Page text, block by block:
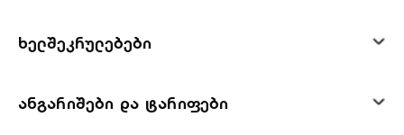
ხელშეკრულებები
ანგარიშები და ტარიფები